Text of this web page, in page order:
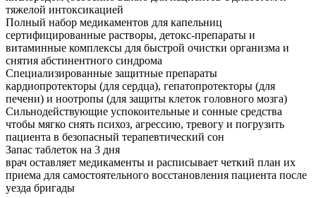
тяжелой интоксикацией
Полный набор медикаментов для капельниц
сертифицированные растворы, детокс-препараты и
витаминные комплексы для быстрой очистки организма и
снятия абстинентного синдрома
Специализированные защитные препараты
кардиопротекторы (для сердца), гепатопротекторы (для
печени) и ноотропы (для защиты клеток головного мозга)
Сильнодействующие успокоительные и сонные средства
чтобы мягко снять психоз, агрессию, тревогу и погрузить
пациента в безопасный терапевтический сон
Запас таблеток на 3 дня
врач оставляет медикаменты и расписывает четкий план их
приема для самостоятельного восстановления пациента после
уезда бригады